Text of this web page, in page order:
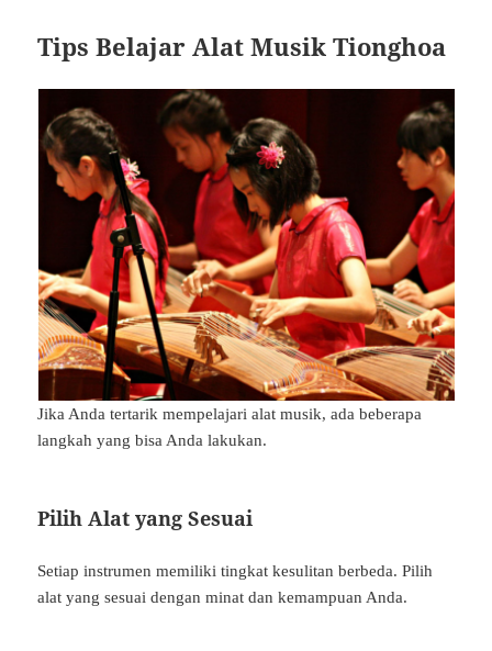
Tips Belajar Alat Musik Tionghoa
Jika Anda tertarik mempelajari alat musik, ada beberapa
langkah yang bisa Anda lakukan.
Pilih Alat yang Sesuai
Setiap instrumen memiliki tingkat kesulitan berbeda. Pilih
alat yang sesuai dengan minat dan kemampuan Anda.